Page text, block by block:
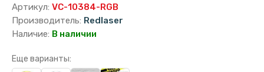
Артикул: VC-10384-RGB
Производитель: Redlaser
Наличие: В наличии
Еще варианты: